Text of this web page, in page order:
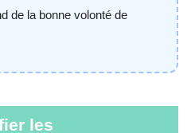
de la bonne volonté de
les